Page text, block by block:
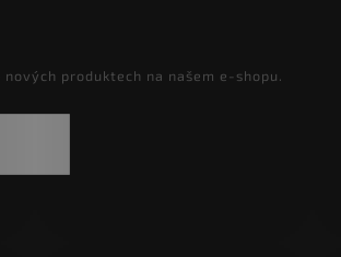
produktech na našem e-shopu.